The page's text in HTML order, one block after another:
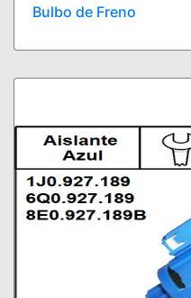
Bulbo de Freno